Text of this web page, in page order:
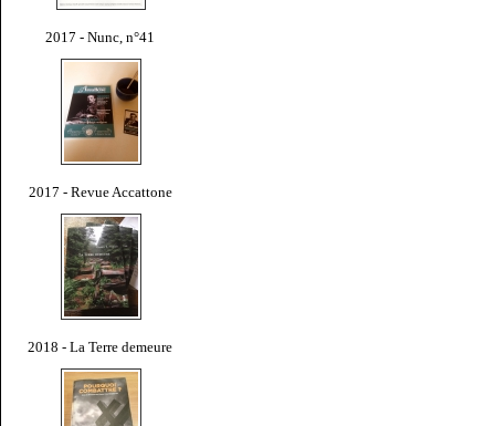
2017 - Nunc, n°41
2017 - Revue Accattone
2018 - La Terre demeure